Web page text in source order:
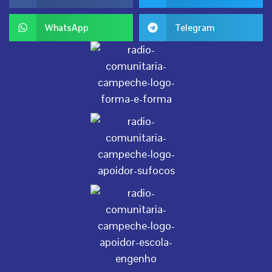
WhatsApp Telegram